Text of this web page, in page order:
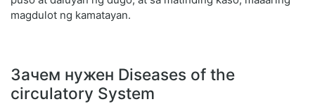
magdulot ng kamatayan.
Зачем нужен Diseases of the
circulatory System